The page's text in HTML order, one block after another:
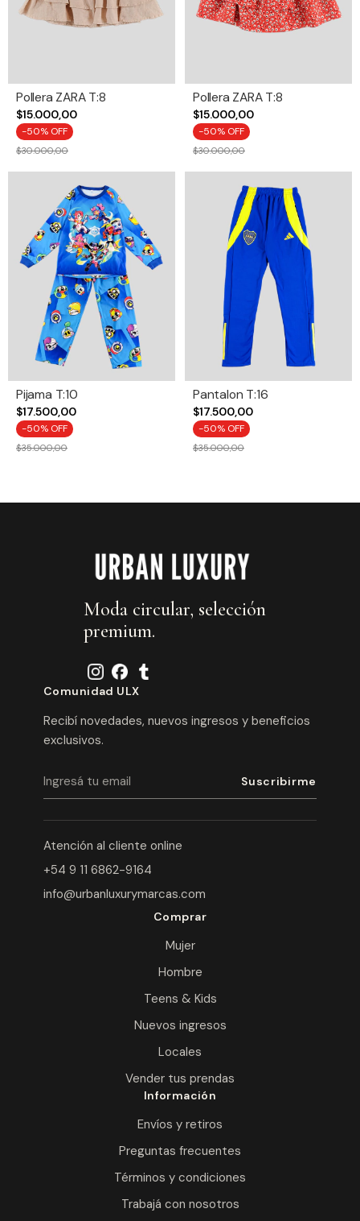
Pollera ZARA T:8
$15.000,00
-50% OFF
$30.000,00
Pollera ZARA T:8
$15.000,00
-50% OFF
$30.000,00
Pijama T:10
$17.500,00
-50% OFF
$35.000,00
Pantalon T:16
$17.500,00
-50% OFF
$35.000,00
Moda circular, selección
premium.
Comprar
Mujer
Hombre
Teens & Kids
Nuevos ingresos
Locales
Vender tus prendas
Información
Envíos y retiros
Preguntas frecuentes
Términos y condiciones
Trabajá con nosotros
Comunidad ULX
Recibí novedades, nuevos ingresos y beneficios
exclusivos.
Atención al cliente online
+54 9 11 6862-9164
info@urbanluxurymarcas.com